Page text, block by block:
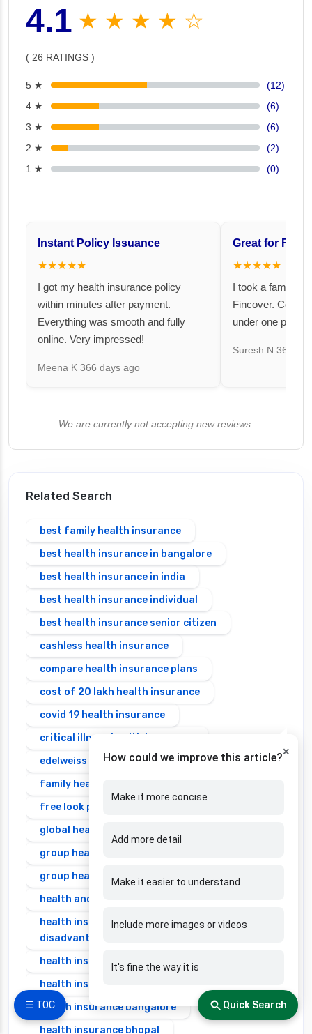
☰ TOC
4.1 ★ ★ ★ ★ ☆
( 26 RATINGS )
5 ★
(12)
4 ★
(6)
3 ★
(6)
2 ★
(2)
1 ★
(0)
Instant Policy Issuance
★★★★★
I got my health insurance policy
within minutes after payment.
Everything was smooth and fully
online. Very impressed!
Meena K 366 days ago
Great for
★★★★★
I took a family
Fincover.
under one
Suresh N 367
We are currently not accepting new reviews.
Related Search
best family health insurance
best health insurance in bangalore
best health insurance in india
best health insurance individual
best health insurance senior citizen
cashless health insurance
compare health insurance plans
cost of 20 lakh health insurance
covid 19 health insurance
critical illness health insurance
edelweiss health insurance
family health insurance
free look period for health insurance
global health insurance for nris
group health insurance
group health insurance vs individual
health and disability insurance
health insurance advantages and
disadvantages
health insurance ahmedabad
health insurance amritsar
health insurance bangalore
health insurance bhopal
×
How could we improve this article?
Make it more concise
Add more detail
Make it easier to understand
Include more images or videos
It's fine the way it is
Quick Search